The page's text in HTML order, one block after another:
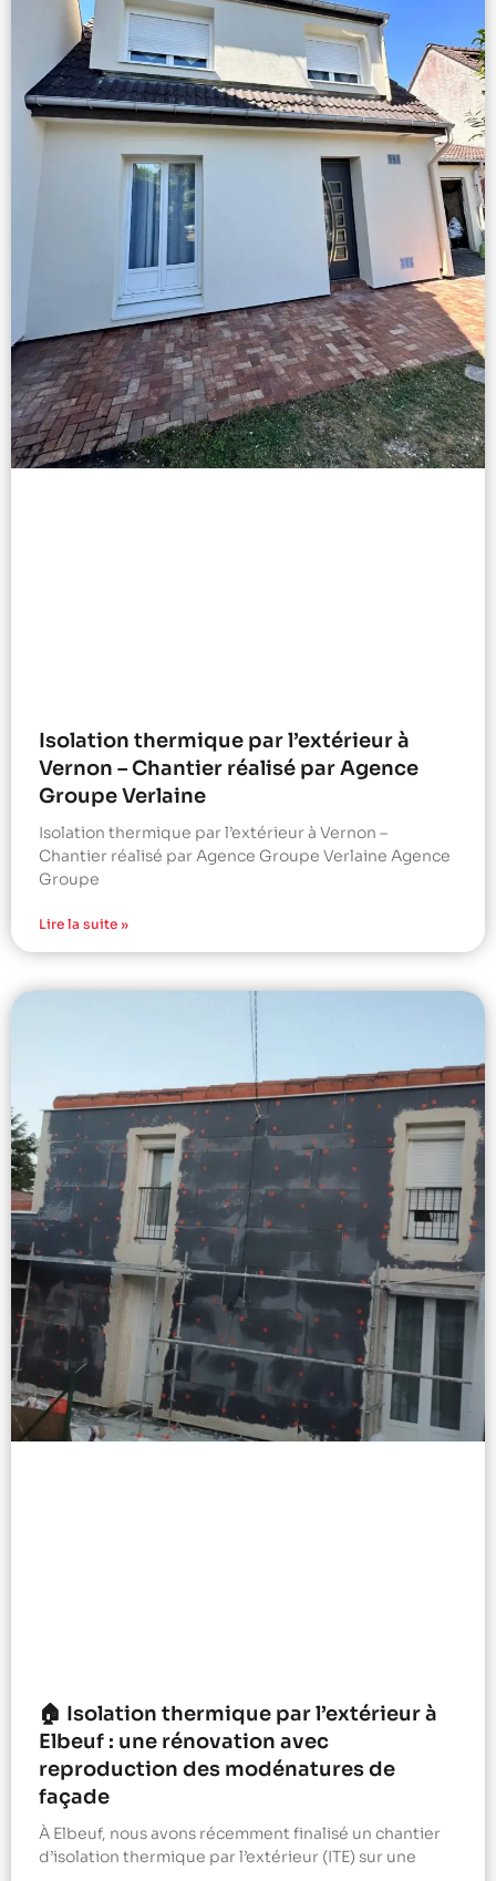
Isolation thermique par l’extérieur à
Vernon – Chantier réalisé par Agence
Groupe Verlaine
Isolation thermique par l’extérieur à Vernon –
Chantier réalisé par Agence Groupe Verlaine Agence
Groupe
Lire la suite »
🏠 Isolation thermique par l’extérieur à
Elbeuf : une rénovation avec
reproduction des modénatures de
façade
À Elbeuf, nous avons récemment finalisé un chantier
d’isolation thermique par l’extérieur (ITE) sur une